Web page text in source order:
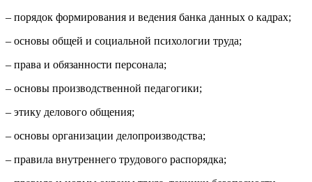
– порядок формирования и ведения банка данных о кадрах;
– основы общей и социальной психологии труда;
– права и обязанности персонала;
– основы производственной педагогики;
– этику делового общения;
– основы организации делопроизводства;
– правила внутреннего трудового распорядка;